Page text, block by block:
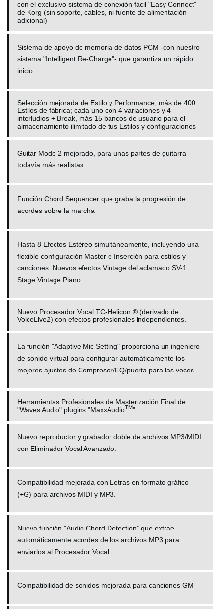
con el exclusivo sistema de conexión fácil "Easy Connect"
de Korg (sin soporte, cables, ni fuente de alimentación
adicional)
Sistema de apoyo de memoria de datos PCM -con nuestro
sistema "Intelligent Re-Charge"- que garantiza un rápido
inicio
Selección mejorada de Estilo y Performance, más de 400
Estilos de fábrica; cada uno con 4 variaciones y 4
interludios + Break, más 15 bancos de usuario para el
almacenamiento ilimitado de tus Estilos y configuraciones
Guitar Mode 2 mejorado, para unas partes de guitarra
todavía más realistas
Función Chord Sequencer que graba la progresión de
acordes sobre la marcha
Hasta 8 Efectos Estéreo simultáneamente, incluyendo una
flexible configuración Master e Inserción para estilos y
canciones. Nuevos efectos Vintage del aclamado SV-1
Stage Vintage Piano
Nuevo Procesador Vocal TC-Helicon ® (derivado de
VoiceLive2) con efectos profesionales independientes.
La función "Adaptive Mic Setting" proporciona un ingeniero
de sonido virtual para configurar automáticamente los
mejores ajustes de Compresor/EQ/puerta para las voces
Herramientas Profesionales de Masterización Final de
"Waves Audio" plugins "MaxxAudioTM".
Nuevo reproductor y grabador doble de archivos MP3/MIDI
con Eliminador Vocal Avanzado.
Compatibilidad mejorada con Letras en formato gráfico
(+G) para archivos MIDI y MP3.
Nueva función "Audio Chord Detection" que extrae
automáticamente acordes de los archivos MP3 para
enviarlos al Procesador Vocal.
Compatibilidad de sonidos mejorada para canciones GM